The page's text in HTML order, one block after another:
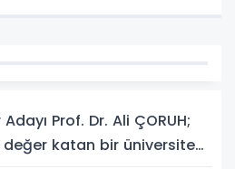
Prof. Dr. Ali ÇORUH;
değer katan bir üniversite